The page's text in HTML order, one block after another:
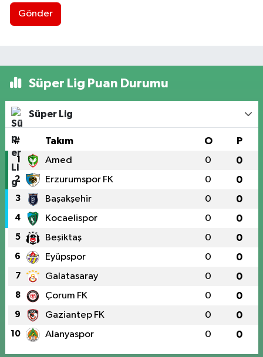
Gönder
Süper Lig Puan Durumu
Süper Lig
# Takım O P
1 Amed 0 0
2 Erzurumspor FK 0 0
3 Başakşehir 0 0
4 Kocaelispor 0 0
5 Beşiktaş 0 0
6 Eyüpspor 0 0
7 Galatasaray 0 0
8 Çorum FK 0 0
9 Gaziantep FK 0 0
10 Alanyaspor 0 0